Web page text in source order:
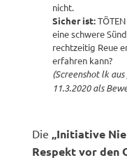
nicht.
Sicher ist:
eine schwere
rechtzeitig Reue
erfahren kann?
(Screenshot lk
11.3.2020 als
Die „Initiative
Respekt vor den